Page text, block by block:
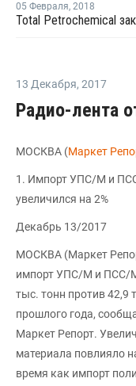
05 Февраля, 2018
13 Декабря, 2017
Радио-лента
МОСКВА (Маркет
1. Импорт УПС/М и
увеличился на 2%
Декабрь 13/2017
МОСКВА (Маркет
импорт УПС/М и ПСС/М
тыс. тонн против 42,9
прошлого года,
Маркет Репорт.
материала повлияло
время как импорт